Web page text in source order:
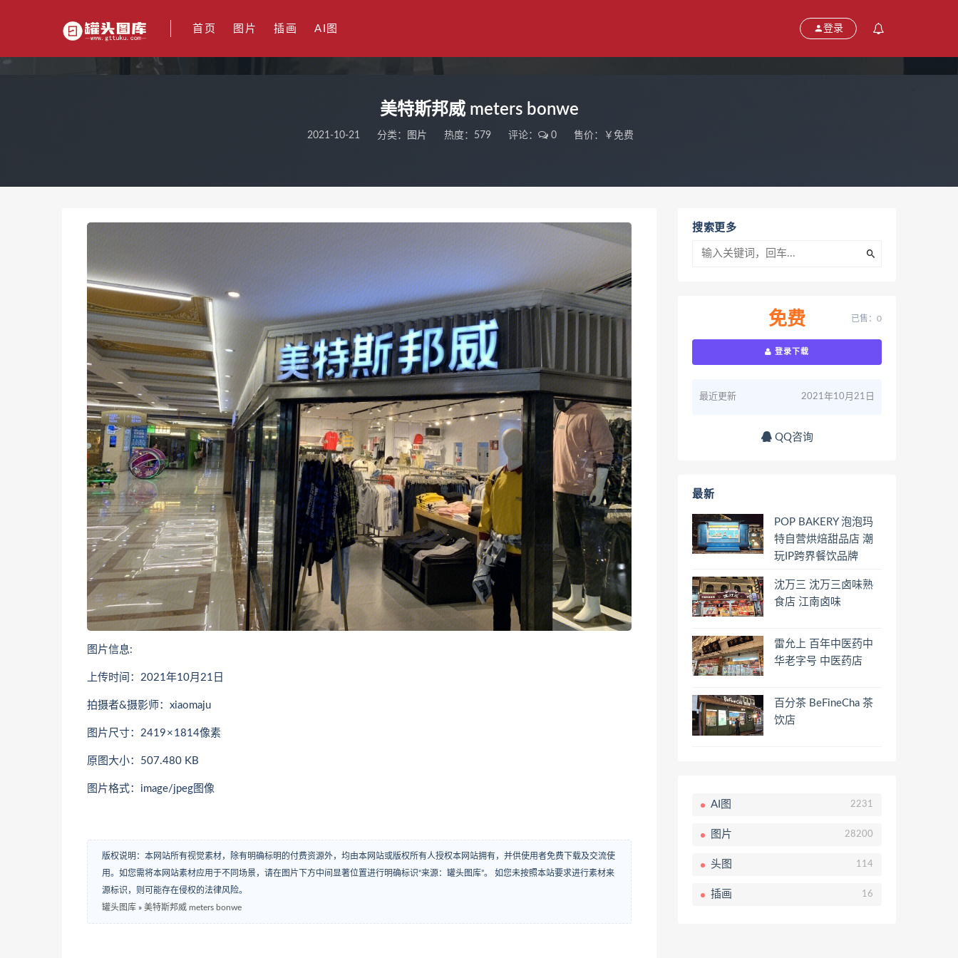
首页 图片 插画 AI图 登录
美特斯邦威 meters bonwe
2021-10-21 分类： 图片 热度：579 评论： 0 售价：￥免费
图片信息:
上传时间：2021年10月21日
拍摄者&摄影师：xiaomaju
图片尺寸：2419 × 1814像素
原图大小：507.480 KB
图片格式：image/jpeg图像
版权说明：本网站所有视觉素材，除有明确标明的付费资源外，均由本网站或版权所有人授权本网站拥有，并供使用者免费下载及交流使
用。如您需将本网站素材应用于不同场景，请在图片下方中间显著位置进行明确标识“来源：罐头图库”。 如您未按照本站要求进行素材来
源标识，则可能存在侵权的法律风险。
罐头图库 » 美特斯邦威 meters bonwe
搜索更多
免费 已售：0
登录下载
最近更新 2021年10月21日
QQ咨询
最新
POP BAKERY 泡泡玛
特自营烘焙甜品店 潮
玩IP跨界餐饮品牌
沈万三 沈万三卤味熟
食店 江南卤味
雷允上 百年中医药中
华老字号 中医药店
百分茶 BeFineCha 茶
饮店
AI图 2231
图片 28200
头图 114
插画 16